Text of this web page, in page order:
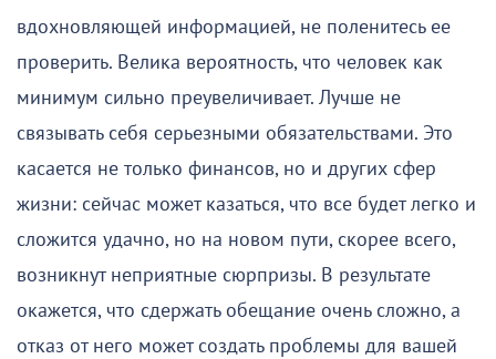
вдохновляющей информацией, не поленитесь ее
проверить. Велика вероятность, что человек как
минимум сильно преувеличивает. Лучше не
связывать себя серьезными обязательствами. Это
касается не только финансов, но и других сфер
жизни: сейчас может казаться, что все будет легко и
сложится удачно, но на новом пути, скорее всего,
возникнут неприятные сюрпризы. В результате
окажется, что сдержать обещание очень сложно, а
отказ от него может создать проблемы для вашей